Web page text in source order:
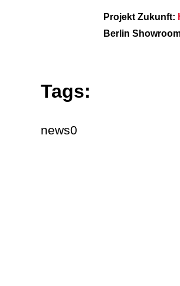
Projekt Zukunft:
Berlin
Tags:
news0